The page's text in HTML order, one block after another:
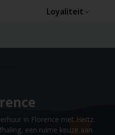
Loyaliteit
in Florence met Hertz.
een ruime keuze aan